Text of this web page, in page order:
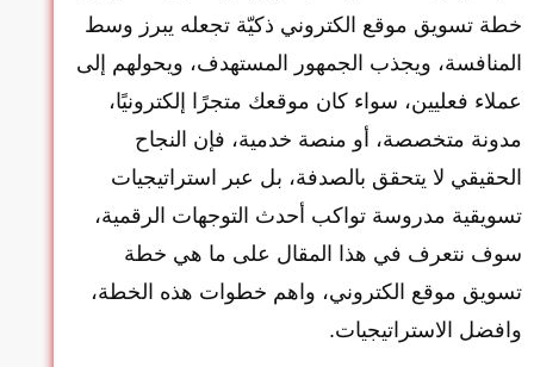
خطة تسويق موقع الكتروني ذكيّة تجعله يبرز وسط
المنافسة، ويجذب الجمهور المستهدف، ويحولهم إلى
عملاء فعليين، سواء كان موقعك متجرًا إلكترونيًا،
مدونة متخصصة، أو منصة خدمية، فإن النجاح
الحقيقي لا يتحقق بالصدفة، بل عبر استراتيجيات
تسويقية مدروسة تواكب أحدث التوجهات الرقمية،
سوف نتعرف في هذا المقال على ما هي خطة
تسويق موقع الكتروني، واهم خطوات هذه الخطة،
وافضل الاستراتيجيات.